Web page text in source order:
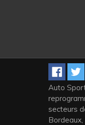
Auto
secteurs
Bordeaux,